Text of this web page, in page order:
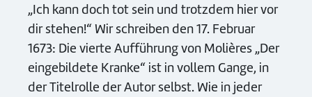
„Ich kann doch tot sein und trotzdem hier vor
dir stehen!“ Wir schreiben den 17. Februar
1673: Die vierte Aufführung von Molières „Der
eingebildete Kranke“ ist in vollem Gange, in
der Titelrolle der Autor selbst. Wie in jeder